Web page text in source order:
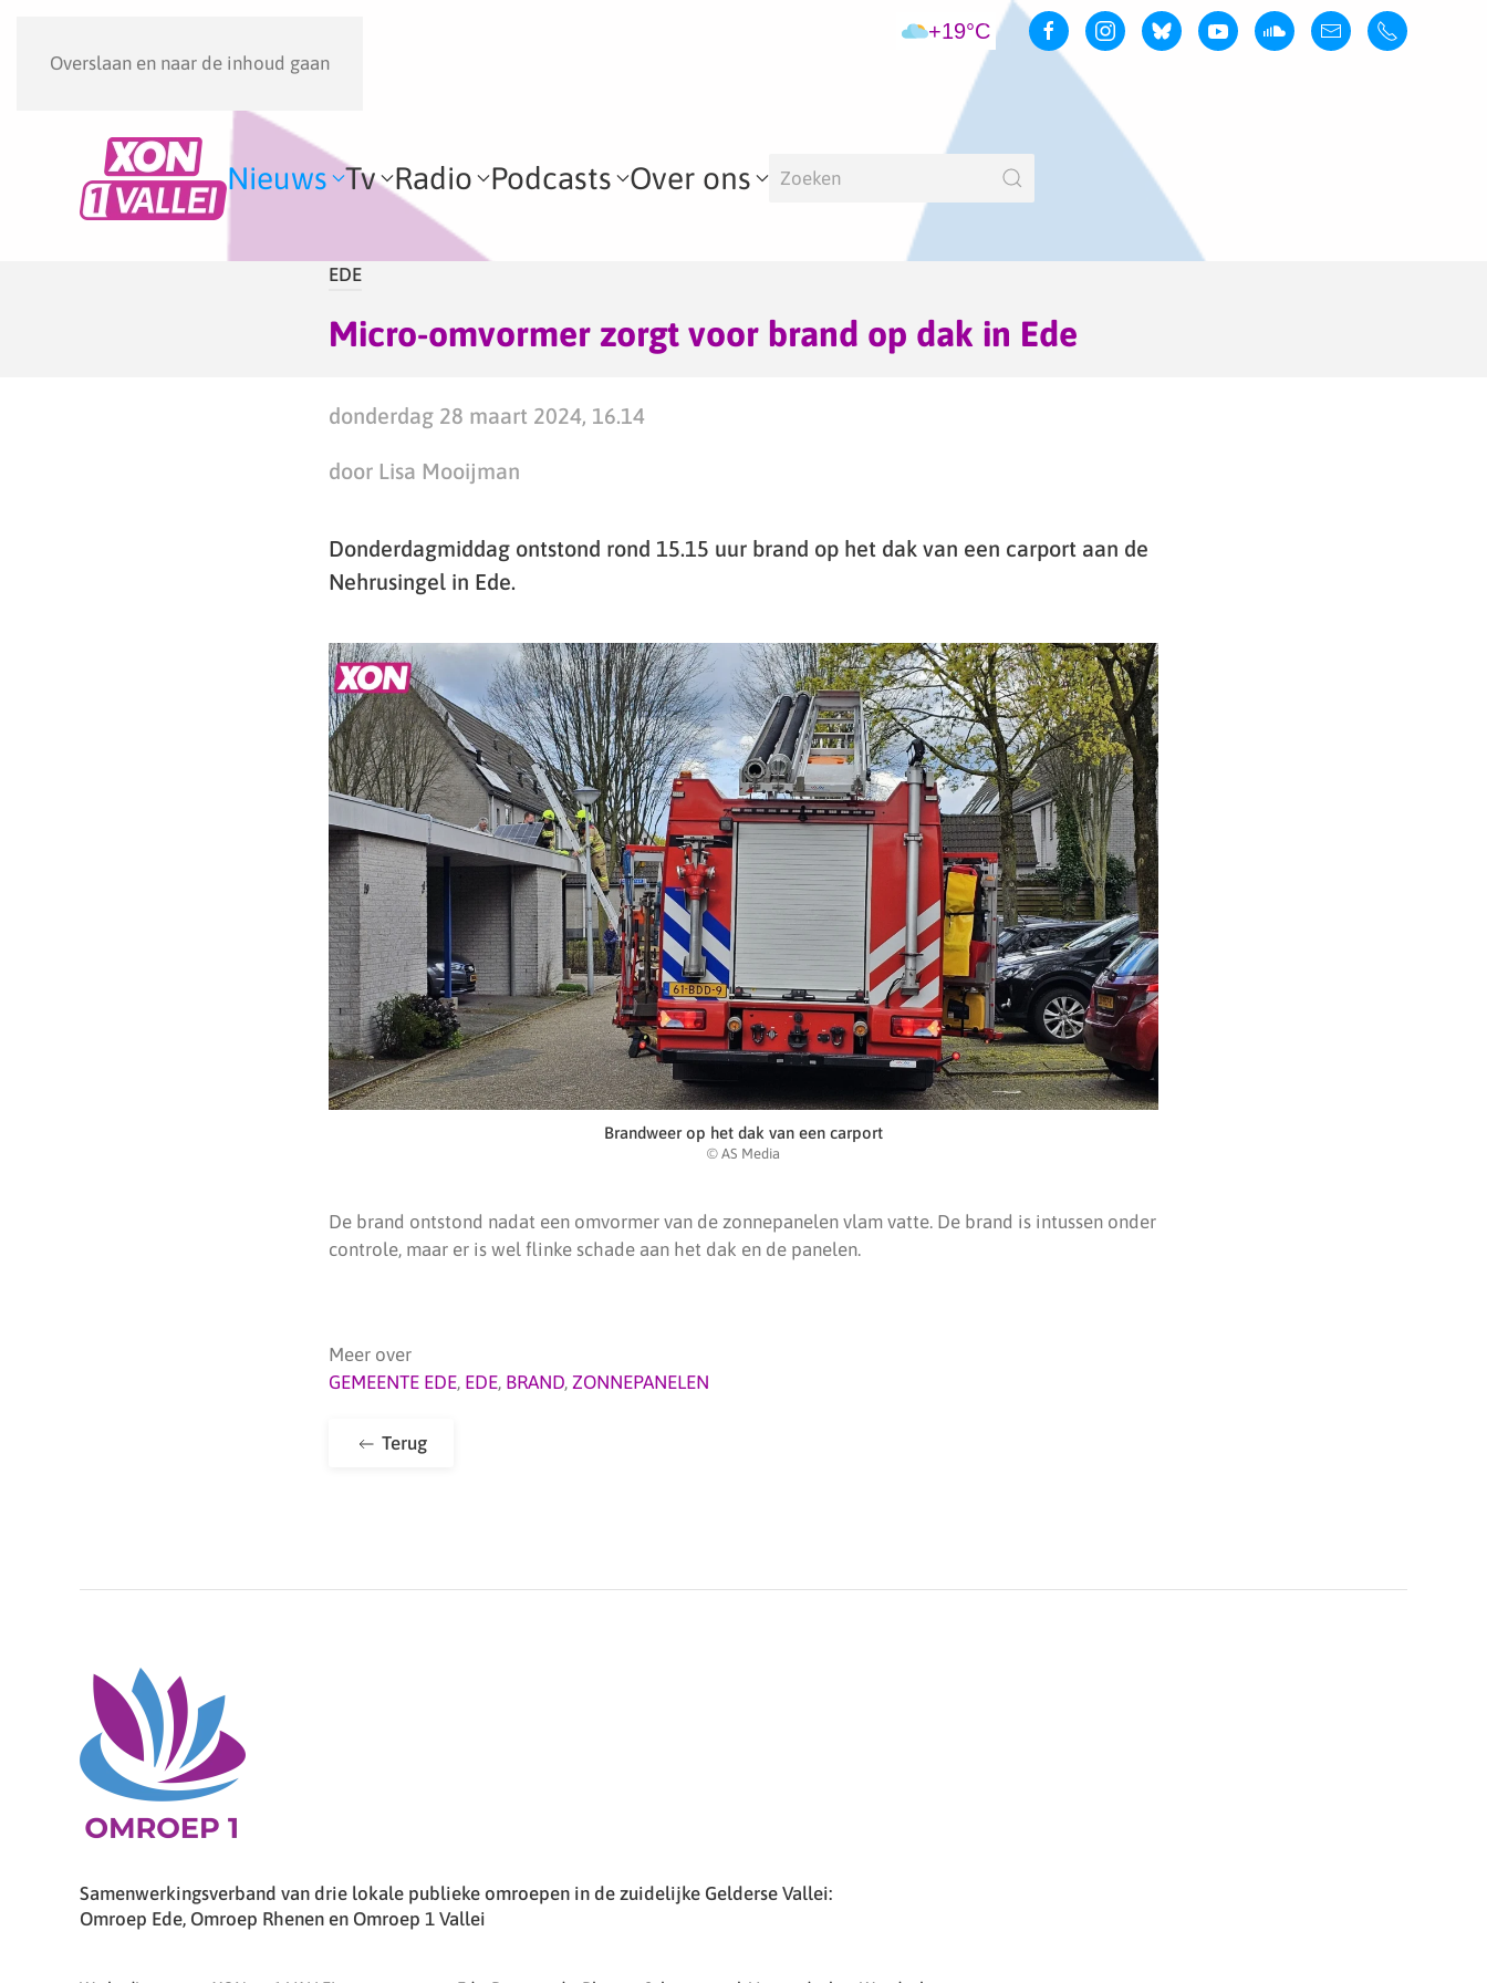
Overslaan en naar de inhoud gaan
+19°C
Nieuws Tv Radio Podcasts Over ons
EDE
Micro-omvormer zorgt voor brand op dak in Ede
donderdag 28 maart 2024, 16.14
door Lisa Mooijman
Donderdagmiddag ontstond rond 15.15 uur brand op het dak van een carport aan de
Nehrusingel in Ede.
Brandweer op het dak van een carport
© AS Media
De brand ontstond nadat een omvormer van de zonnepanelen vlam vatte. De brand is intussen onder
controle, maar er is wel flinke schade aan het dak en de panelen.
Meer over
GEMEENTE EDE, EDE, BRAND, ZONNEPANELEN
Terug
Samenwerkingsverband van drie lokale publieke omroepen in de zuidelijke Gelderse Vallei:
Omroep Ede, Omroep Rhenen en Omroep 1 Vallei